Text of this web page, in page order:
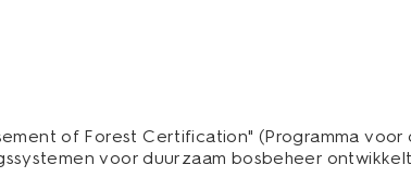
of Forest Certification" (Programma voor
voor duurzaam bosbeheer